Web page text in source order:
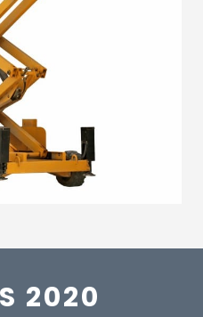
2020